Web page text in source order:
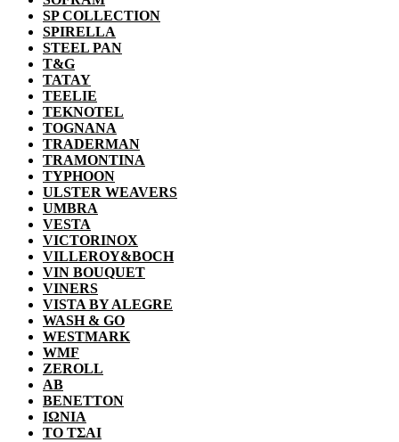
SP COLLECTION
SPIRELLA
STEEL PAN
T&G
TATAY
TEELIE
TEKNOTEL
TOGNANA
TRADERMAN
TRAMONTINA
TYPHOON
ULSTER WEAVERS
UMBRA
VESTA
VICTORINOX
VILLEROY&BOCH
VIN BOUQUET
VINERS
VISTA BY ALEGRE
WASH & GO
WESTMARK
WMF
ZEROLL
ΑΒ
ΒΕΝΕΤΤΟΝ
ΙΩΝΙΑ
ΤΟ ΤΣΑΙ